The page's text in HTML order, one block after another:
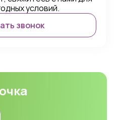
условий.
звонок